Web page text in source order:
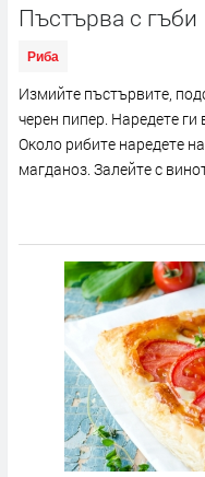
Пъстърва с гъби
Риба
Измийте пъстървите,
черен пипер. Наредете
Около рибите наредете
магданоз. Залейте с